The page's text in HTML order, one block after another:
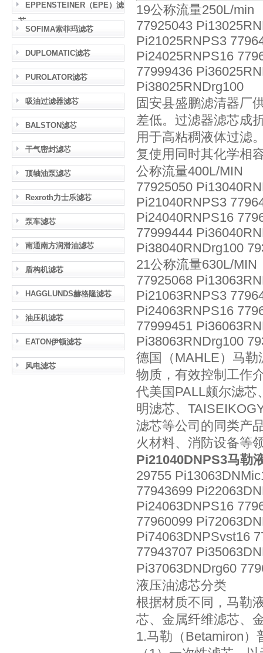
EPPENSTEINER（EPE）滤
芯
SOFIMA索菲玛滤芯
DUPLOMATIC滤芯
PUROLATOR滤芯
吸油过滤器滤芯
BALSTON滤芯
干气密封滤芯
顶轴油泵滤芯
Rexroth力士乐滤芯
泵车滤芯
南通南方润滑油滤芯
盾构机滤芯
HAGGLUNDS赫格隆滤芯
油压机滤芯
EATON伊顿滤芯
风电滤芯
19公称流量250L/min
77925043
Pi21025RNPS3
Pi24025RNPS16
77999436
Pi38025RNDrg100
固安县盛鹏滤清器厂
差低。过滤器滤芯成
用于高粘稠液体过滤
复使用同时其化学相
公称流量400L/MIN
77925050
Pi21040RNPS3
Pi24040RNPS16
77999444
Pi38040RNDrg100
21公称流量630L/MIN
77925068
Pi21063RNPS3
Pi24063RNPS16
77999451
Pi38063RNDrg100
德国（MAHLE）马
物质，有效控制工作
代美国PALL颇尔滤
明滤芯、
滤芯等公司的同类产
火材料、消防设备等
Pi21040DNPS3马勒
29755
77943699
Pi24063DNPS16
77960099
Pi74063DNPSvst16
77943707
Pi37063DNDrg60
液压油滤芯分类
根据材质不同，马勒
芯、金属纤维滤芯、
1.马勒（Betamiron）